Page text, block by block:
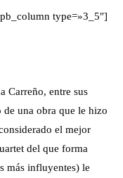
type=»3_5″]
Carreño, entre sus
una obra que le hizo
el mejor
del que forma
más influyentes) le